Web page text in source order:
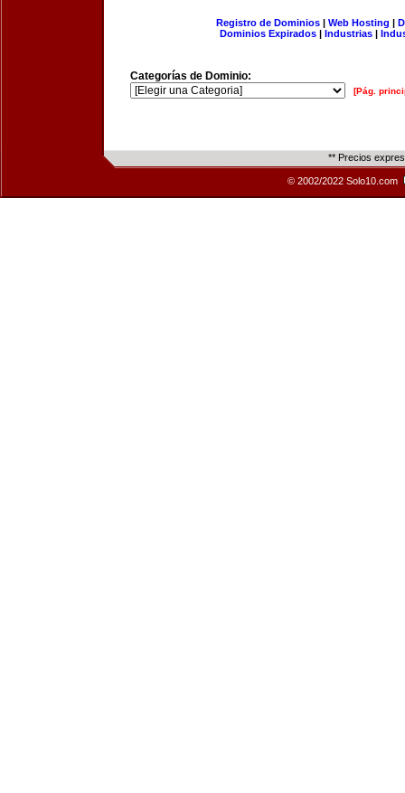
Registro de Dominios| Web Hosting |
Dominios Expirados | Industrias |
Categorías de Dominio:
[Pág.
** Precios
© 2002/2022 Solo10.com